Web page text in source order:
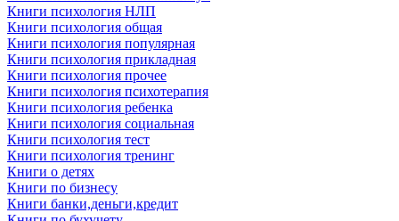
Книги психология НЛП
Книги психология общая
Книги психология популярная
Книги психология прикладная
Книги психология прочее
Книги психология психотерапия
Книги психология ребенка
Книги психология социальная
Книги психология тест
Книги психология тренинг
Книги о детях
Книги по бизнесу
Книги банки,деньги,кредит